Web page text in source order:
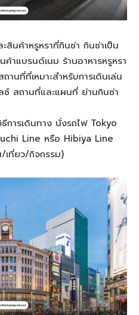
นค้าหรูหราที่กินซ่า กินซ่าเป็น
าแบรนด์เนม ร้านอาหารหรูหรา
านที่ที่เหมาะสำหรับการเดินเล่น
ซ์ สถานที่และแผนที่ ย่านกินซ่า
ธีการเดินทาง นั่งรถไฟ Tokyo
Line หรือ Hibiya Line
เที่ยว/กิจกรรม)